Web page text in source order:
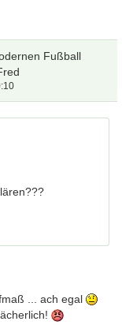
Fußball
... ach egal